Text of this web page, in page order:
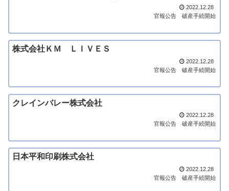
2022.12.28
官報公告
破産手続開始
株式会社ＫＭ ＬＩＶＥＳ
2022.12.28
官報公告
破産手続開始
クレインバレー株式会社
2022.12.28
官報公告
破産手続開始
日本平和印刷株式会社
2022.12.28
官報公告
破産手続開始